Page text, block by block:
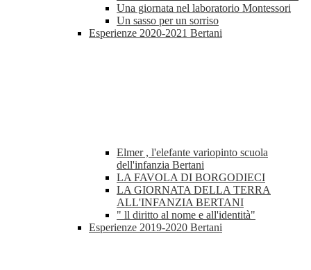
Una giornata nel laboratorio Montessori
Un sasso per un sorriso
Esperienze 2020-2021 Bertani
Elmer , l'elefante variopinto scuola
dell'infanzia Bertani
LA FAVOLA DI BORGODIECI
LA GIORNATA DELLA TERRA
ALL'INFANZIA BERTANI
" ll diritto al nome e all'identità"
Esperienze 2019-2020 Bertani